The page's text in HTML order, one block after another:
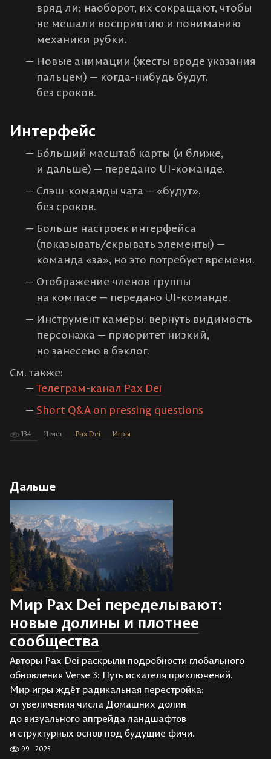
вряд ли; наоборот, их сокращают, чтобы
не мешали восприятию и пониманию
механики рубки.
Новые анимации (жесты вроде указания
пальцем) — когда-нибудь будут,
без сроков.
Интерфейс
Бóльший масштаб карты (и ближе,
и дальше) — передано UI-команде.
Слэш-команды чата — «будут»,
без сроков.
Больше настроек интерфейса
(показывать/скрывать элементы) —
команда «за», но это потребует времени.
Отображение членов группы
на компасе — передано UI-команде.
Инструмент камеры: вернуть видимость
персонажа — приоритет низкий,
но занесено в бэклог.
См. также:
Телеграм-канал Pax Dei
Short Q&A on pressing questions
134 11 мес Pax Dei Игры
Дальше
Мир Pax Dei переделывают:
новые долины и плотнее
сообщества
Авторы Pax Dei раскрыли подробности глобального
обновления Verse 3: Путь искателя приключений.
Мир игры ждёт радикальная перестройка:
от увеличения числа Домашних долин
до визуального апгрейда ландшафтов
и структурных основ под будущие фичи.
99 2025